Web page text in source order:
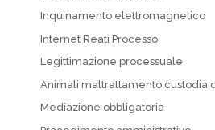
Inquinamento elettromagnetico
Internet Reati Processo
Legittimazione processuale
Animali maltrattamento custodia
Mediazione obbligatoria